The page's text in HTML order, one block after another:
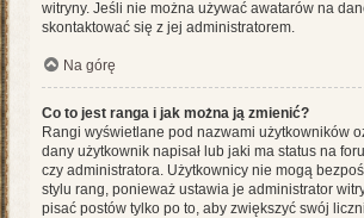
witryny. Jeśli nie można używać awatarów na
skontaktować się z jej administratorem.
Na górę
Co to jest ranga i jak można ją zmienić?
Rangi wyświetlane pod nazwami użytkowników
dany użytkownik napisał lub jaki ma status na
czy administratora. Użytkownicy nie mogą
stylu rang, ponieważ ustawia je administrator
pisać postów tylko po to, aby zwiększyć swój